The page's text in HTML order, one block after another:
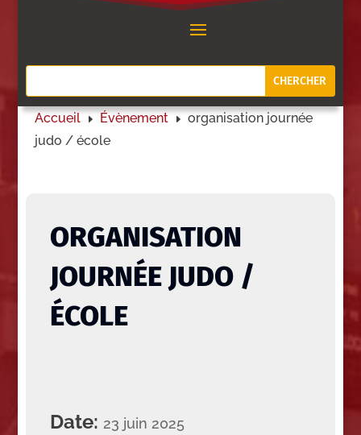
Accueil E Évènement E organisation journée
judo / école
ORGANISATION
JOURNÉE JUDO /
ÉCOLE
Date:23 juin 2025